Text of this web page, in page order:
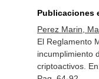
Publicaciones
Perez Marin,
El Reglamento
incumplimiento
criptoactivos.